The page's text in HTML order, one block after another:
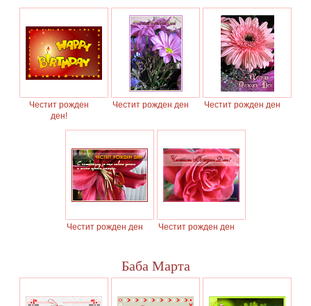
Честит рожден
ден!
Честит рожден ден Честит рожден ден
Честит рожден ден Честит рожден ден
Баба Марта